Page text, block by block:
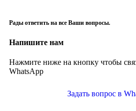
Рады ответить на все Ваши вопросы.
Напишите нам
Нажмите ниже на кнопку чтобы
WhatsApp
Задать вопрос в